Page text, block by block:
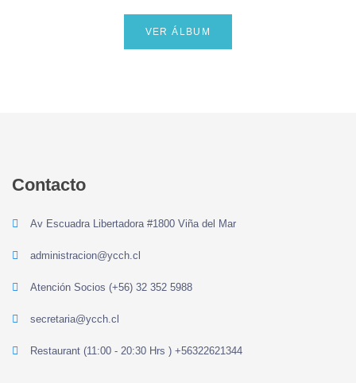
VER ÁLBUM
Contacto
Av Escuadra Libertadora #1800 Viña del Mar
administracion@ycch.cl
Atención Socios (+56) 32 352 5988
secretaria@ycch.cl
Restaurant (11:00 - 20:30 Hrs ) +56322621344